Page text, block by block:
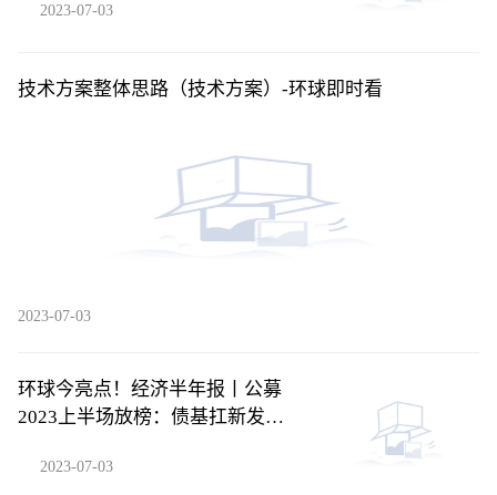
2023-07-03
技术方案整体思路（技术方案）-环球即时看
2023-07-03
环球今亮点！经济半年报丨公募
2023上半场放榜：债基扛新发大
2023-07-03